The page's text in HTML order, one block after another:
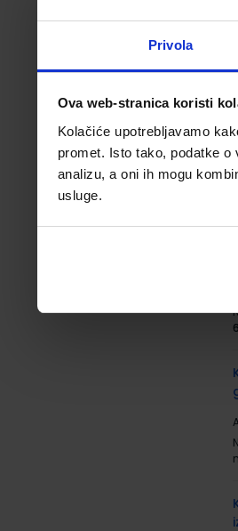
Privola
Ova web-stranica koristi
Kolačiće upotrebljavamo
promet. Isto tako, podatke
analizu, a oni ih mogu
usluge.